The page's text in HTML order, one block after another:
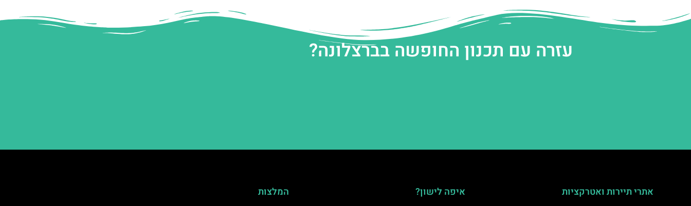
עזרה עם תכנון החופשה בברצלונה?
אתרי תיירות ואטרקציות
איפה לישון?
המלצות